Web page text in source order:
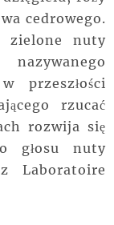
cedrowego.
zielone nuty
przeszłości
rzucać
rozwija się
głosu nuty
Laboratoire